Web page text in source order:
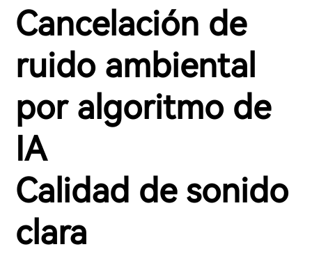
Cancelación de
ruido ambiental
por algoritmo de
IA
Calidad de sonido
clara